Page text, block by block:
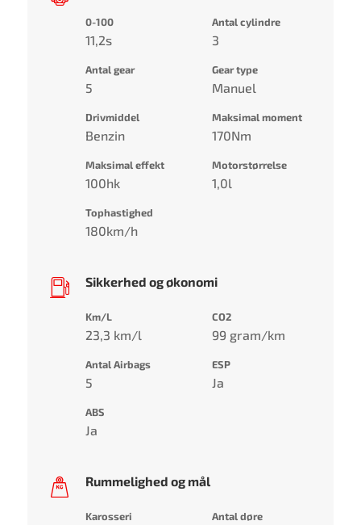
0-100
11,2s
Antal cylindre
3
Antal gear
5
Gear type
Manuel
Drivmiddel
Benzin
Maksimal moment
170Nm
Maksimal effekt
100hk
Motorstørrelse
1,0l
Tophastighed
180km/h
Sikkerhed og økonomi
Km/L
23,3 km/l
CO2
99 gram/km
Antal Airbags
5
ESP
Ja
ABS
Ja
Rummelighed og mål
Karosseri Antal døre